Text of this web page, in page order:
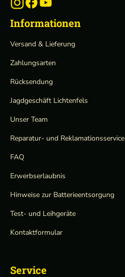
Informationen
Versand & Lieferung
Zahlungsarten
Rücksendung
Jagdgeschäft Lichtenfels
Unser Team
Reparatur- und Reklamationsservice
FAQ
Erwerbserlaubnis
Hinweise zur Batterieentsorgung
Test- und Leihgeräte
Kontaktformular
Service